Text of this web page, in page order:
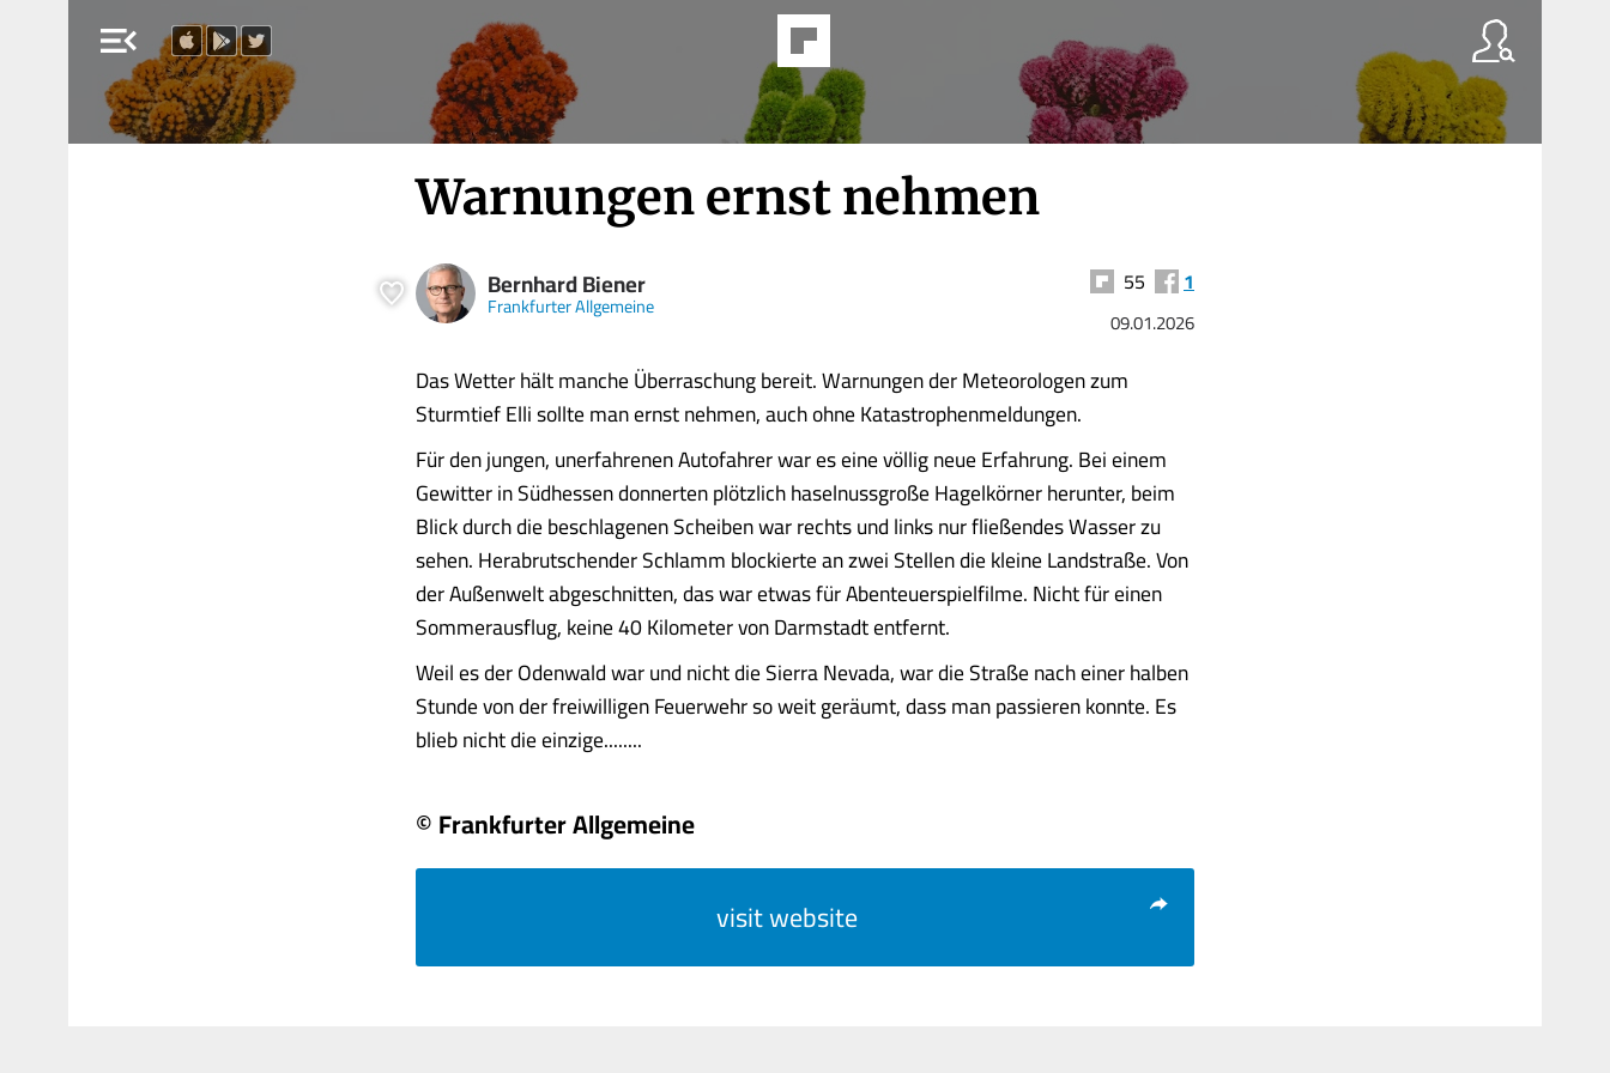
menu_open
Warnungen ernst nehmen
Bernhard Biener
Frankfurter Allgemeine
55 1
09.01.2026
Das Wetter hält manche Überraschung bereit. Warnungen der Meteorologen zum
Sturmtief Elli sollte man ernst nehmen, auch ohne Katastrophenmeldungen.
Für den jungen, unerfahrenen Autofahrer war es eine völlig neue Erfahrung. Bei einem
Gewitter in Südhessen donnerten plötzlich haselnussgroße Hagelkörner herunter, beim
Blick durch die beschlagenen Scheiben war rechts und links nur fließendes Wasser zu
sehen. Herabrutschender Schlamm blockierte an zwei Stellen die kleine Landstraße. Von
der Außenwelt abgeschnitten, das war etwas für Abenteuerspielfilme. Nicht für einen
Sommerausflug, keine 40 Kilometer von Darmstadt entfernt.
Weil es der Odenwald war und nicht die Sierra Nevada, war die Straße nach einer halben
Stunde von der freiwilligen Feuerwehr so weit geräumt, dass man passieren konnte. Es
blieb nicht die einzige........
© Frankfurter Allgemeine
visit website